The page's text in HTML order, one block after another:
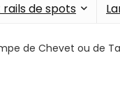
de spots
de Chevet ou de